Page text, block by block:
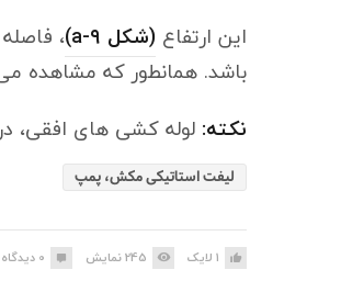
این ارتفاع (شکل a-۹) ،
باشد. همانطور که مشاهده
نکته: لوله کشی های افقی،
لیفت استاتیکی مکش، پمپ
1 لایک 245نمایش 0 دیدگاه